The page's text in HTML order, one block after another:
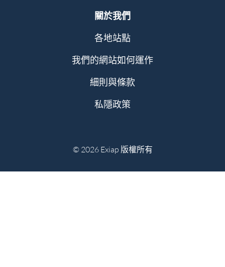
關於我們
各地站點
我們的網站如何運作
細則與條款
私隱政策
© 2026 Exiap 版權所有